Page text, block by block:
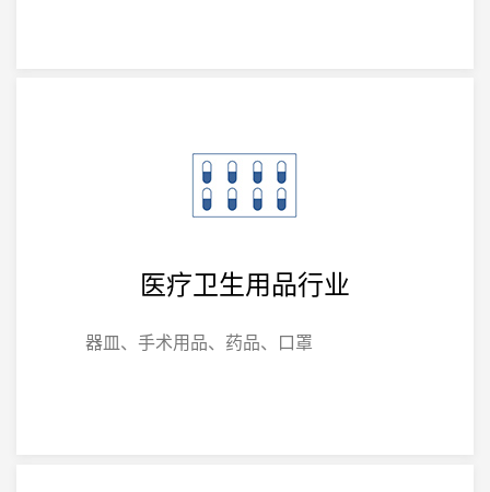
医疗卫生用品行业
器皿、手术用品、药品、口罩